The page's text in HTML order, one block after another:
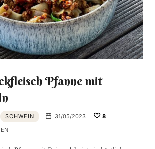
Pfanne mit
SCHWEIN 31/05/2023
8